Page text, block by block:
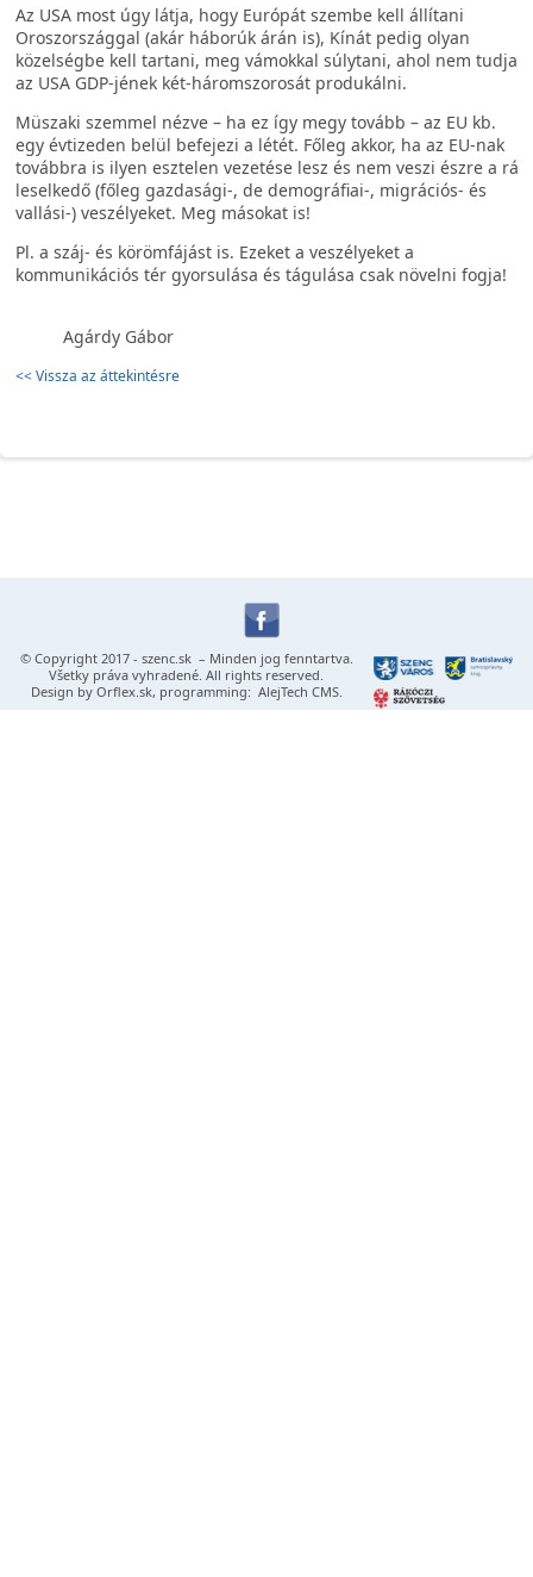
Az USA most úgy látja, hogy Európát szembe kell állítani
Oroszországgal (akár háborúk árán is), Kínát pedig olyan
közelségbe kell tartani, meg vámokkal súlytani, ahol nem tudja
az USA GDP-jének két-háromszorosát produkálni.
Müszaki szemmel nézve – ha ez így megy tovább – az EU kb.
egy évtizeden belül befejezi a létét. Főleg akkor, ha az EU-nak
továbbra is ilyen esztelen vezetése lesz és nem veszi észre a rá
leselkedő (főleg gazdasági-, de demográfiai-, migrációs- és
vallási-) veszélyeket. Meg másokat is!
Pl. a száj- és körömfájást is. Ezeket a veszélyeket a
kommunikációs tér gyorsulása és tágulása csak növelni fogja!
Agárdy Gábor
<< Vissza az áttekintésre
© Copyright 2017 - szenc.sk– Minden jog fenntartva.
Všetky práva vyhradené. All rights reserved.
Design by Orflex.sk, programming: AlejTech CMS.